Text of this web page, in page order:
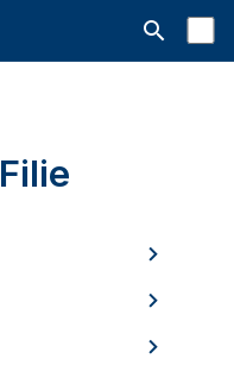
Otwórz